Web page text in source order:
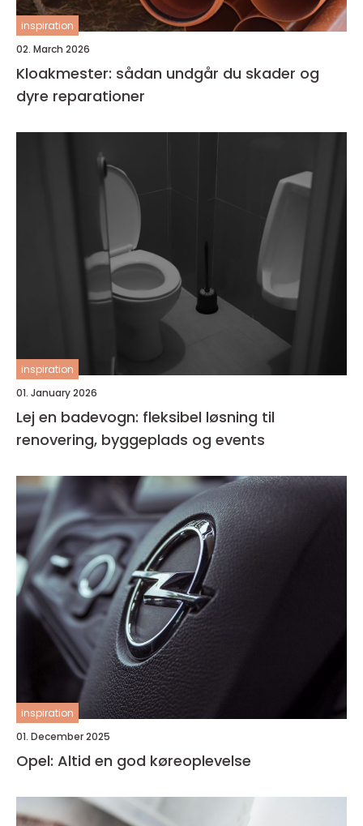
inspiration
02. March 2026
Kloakmester: sådan undgår du skader og
dyre reparationer
inspiration
01. January 2026
Lej en badevogn: fleksibel løsning til
renovering, byggeplads og events
inspiration
01. December 2025
Opel: Altid en god køreoplevelse